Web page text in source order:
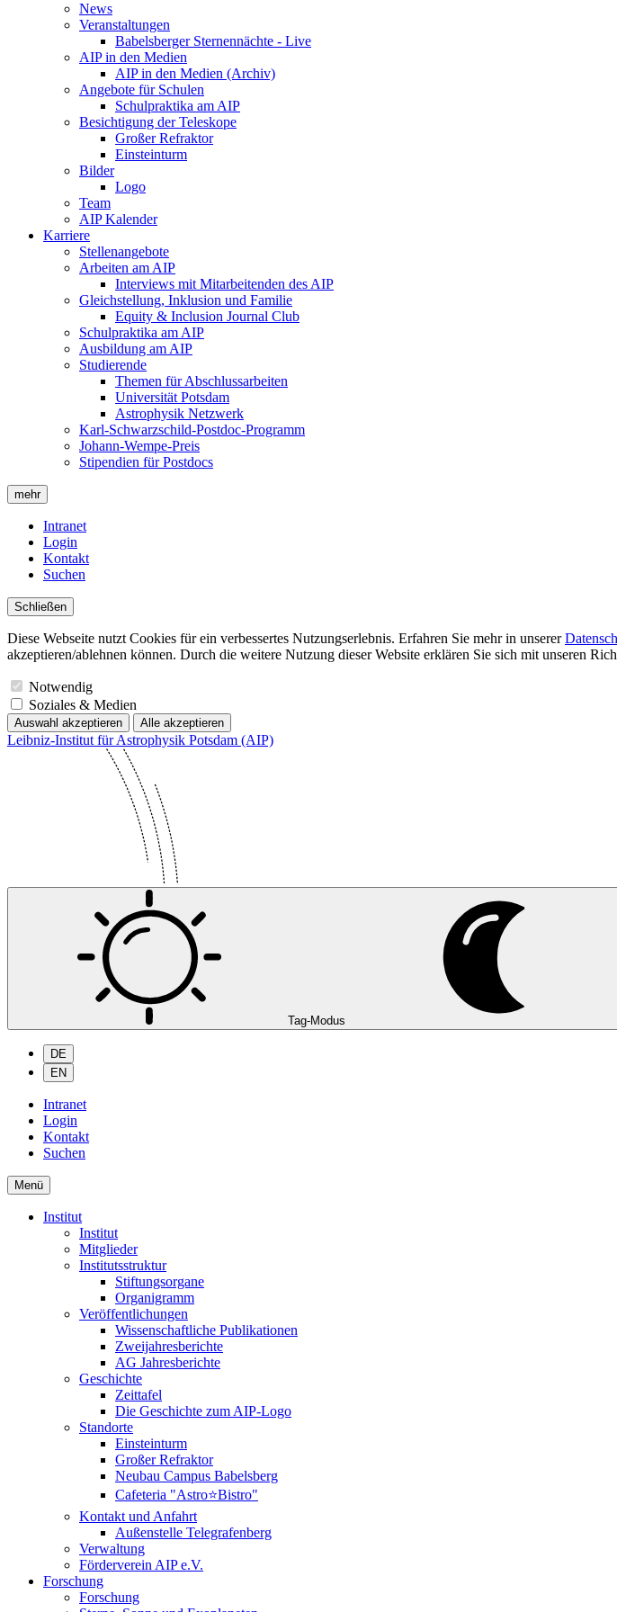
News
Veranstaltungen
Babelsberger Sternennächte - Live
AIP in den Medien
AIP in den Medien (Archiv)
Angebote für Schulen
Schulpraktika am AIP
Besichtigung der Teleskope
Großer Refraktor
Einsteinturm
Bilder
Logo
Team
AIP Kalender
Karriere
Stellenangebote
Arbeiten am AIP
Interviews mit Mitarbeitenden des AIP
Gleichstellung, Inklusion und Familie
Equity & Inclusion Journal Club
Schulpraktika am AIP
Ausbildung am AIP
Studierende
Themen für Abschlussarbeiten
Universität Potsdam
Astrophysik Netzwerk
Karl-Schwarzschild-Postdoc-Programm
Johann-Wempe-Preis
Stipendien für Postdocs
mehr
Intranet
Login
Kontakt
Suchen
Schließen
Diese Webseite nutzt Cookies für ein verbessertes Nutzungserlebnis. Erfahren Sie mehr in unserer
akzeptieren/ablehnen können. Durch die weitere Nutzung dieser Website erklären Sie sich mit unseren
Notwendig
Soziales & Medien
Auswahl akzeptieren Alle akzeptieren
Leibniz-Institut für Astrophysik Potsdam (AIP)
Tag-Modus
DE
EN
Intranet
Login
Kontakt
Suchen
Menü
Institut
Institut
Mitglieder
Institutsstruktur
Stiftungsorgane
Organigramm
Veröffentlichungen
Wissenschaftliche Publikationen
Zweijahresberichte
AG Jahresberichte
Geschichte
Zeittafel
Die Geschichte zum AIP-Logo
Standorte
Einsteinturm
Großer Refraktor
Neubau Campus Babelsberg
Cafeteria "Astro⭐Bistro"
Kontakt und Anfahrt
Außenstelle Telegrafenberg
Verwaltung
Förderverein AIP e.V.
Forschung
Forschung